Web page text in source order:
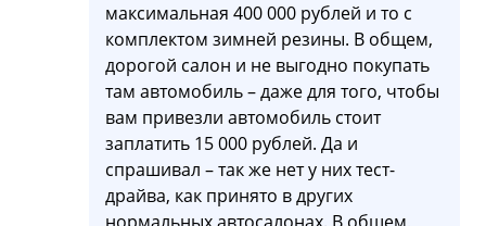
максимальная 400 000 рублей и то с
комплектом зимней резины. В общем,
дорогой салон и не выгодно покупать
там автомобиль – даже для того, чтобы
вам привезли автомобиль стоит
заплатить 15 000 рублей. Да и
спрашивал – так же нет у них тест-
драйва, как принято в других